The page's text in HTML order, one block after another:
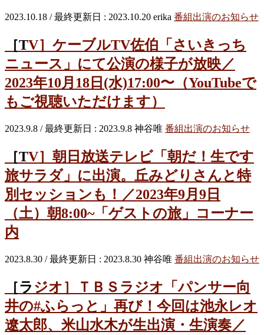
2023.10.18 / 最終更新日 : 2023.10.20 erika 番組出演のお知らせ
［TV］ケーブルTV佐伯「さいきっち
ニュース」にて公演の様子が放映／
2023年10月18日(水)17:00〜（YouTubeで
もご視聴いただけます）
2023.9.8 / 最終更新日 : 2023.9.8 神谷唯 番組出演のお知らせ
［TV］朝日放送テレビ「朝だ！生です
旅サラダ」に出演。丘みどりさんと特
別セッションも！／2023年9月9日
（土）朝8:00~「ゲストの旅」コーナー
内
2023.8.30 / 最終更新日 : 2023.8.30 神谷唯 番組出演のお知らせ
［ラジオ］ＴＢＳラジオ「パンサー向
井の#ふらっと」再び！今回は池永レオ
遼太郎、米山水木が生出演・生演奏／